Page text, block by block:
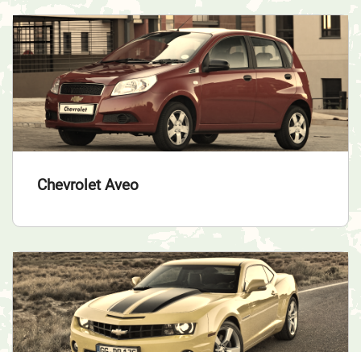
Chevrolet Aveo